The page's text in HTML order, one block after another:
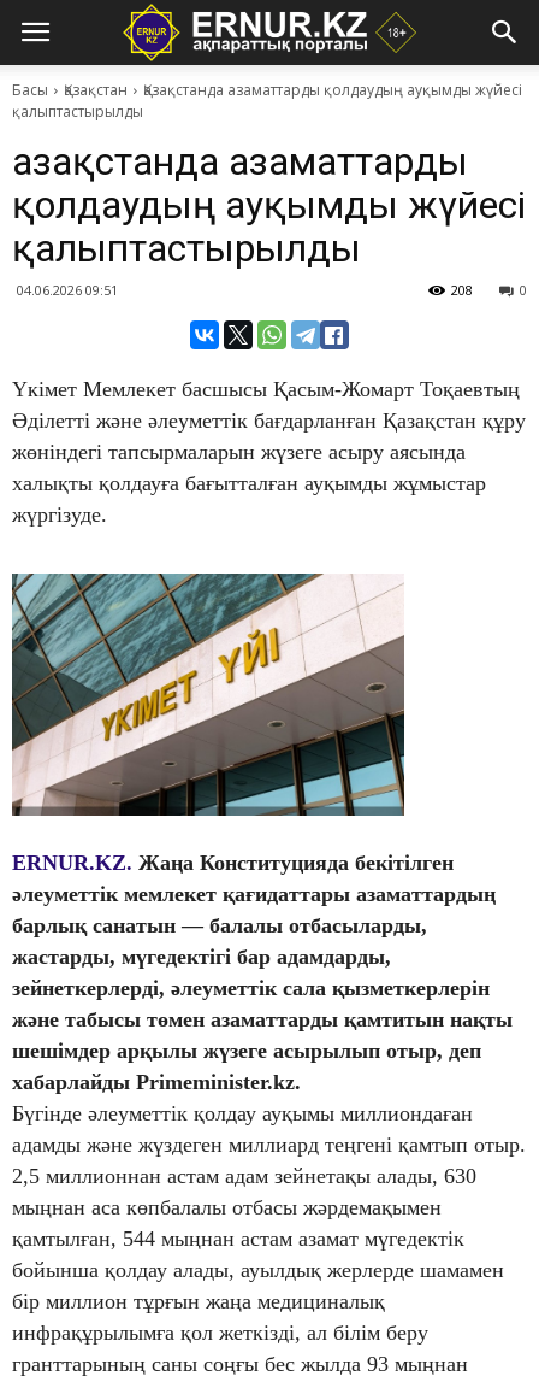
Басы Қазақстан
Қазақстанда азаматтарды қолдаудың ауқымды жүйесі
қалыптастырылды
Қазақстанда азаматтарды
қолдаудың ауқымды жүйесі
қалыптастырылды
04.06.2026 09:51 0
208
Үкімет Мемлекет басшысы Қасым-Жомарт Тоқаевтың
Әділетті және әлеуметтік бағдарланған Қазақстан құру
жөніндегі тапсырмаларын жүзеге асыру аясында
халықты қолдауға бағытталған ауқымды жұмыстар
жүргізуде.
ERNUR.KZ. Жаңа Конституцияда бекітілген
әлеуметтік мемлекет қағидаттары азаматтардың
барлық санатын — балалы отбасыларды,
жастарды, мүгедектігі бар адамдарды,
зейнеткерлерді, әлеуметтік сала қызметкерлерін
және табысы төмен азаматтарды қамтитын нақты
шешімдер арқылы жүзеге асырылып отыр, деп
хабарлайды Primeminister.kz.
Бүгінде әлеуметтік қолдау ауқымы миллиондаған
адамды және жүздеген миллиард теңгені қамтып отыр.
2,5 миллионнан астам адам зейнетақы алады, 630
мыңнан аса көпбалалы отбасы жәрдемақымен
қамтылған, 544 мыңнан астам азамат мүгедектік
бойынша қолдау алады, ауылдық жерлерде шамамен
бір миллион тұрғын жаңа медициналық
инфрақұрылымға қол жеткізді, ал білім беру
гранттарының саны соңғы бес жылда 93 мыңнан